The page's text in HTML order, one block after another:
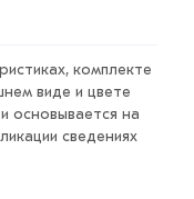
в
с Вами для
самовывоза.
комплекте
виде и цвете
основывается на
сведениях